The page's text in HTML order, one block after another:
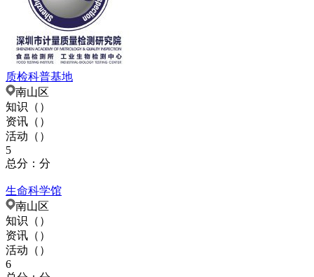
质检科普基地
南山区
知识（ ）
资讯（ ）
活动（ ）
5
总分：分
生命科学馆
南山区
知识（ ）
资讯（ ）
活动（ ）
6